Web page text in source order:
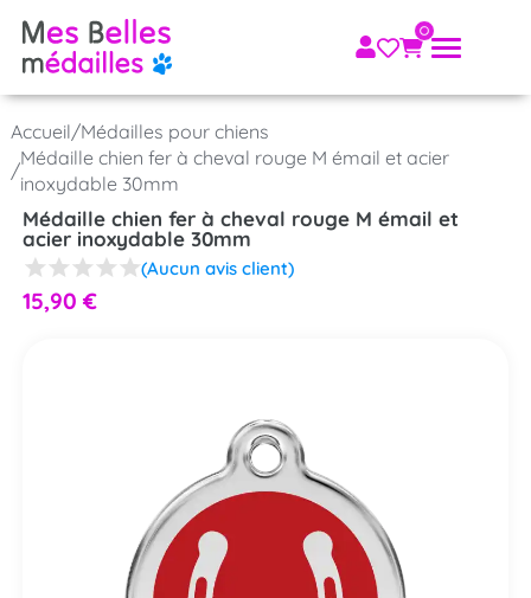
Accueil/Médailles pour chiens
/
Médaille chien fer à cheval rouge M émail et acier
inoxydable 30mm
Médaille chien fer à cheval rouge M émail et
acier inoxydable 30mm
(Aucun avis client)
15,90 €